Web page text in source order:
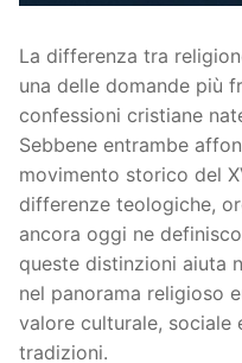
La differenza tra
una delle domande più
confessioni cristiane
Sebbene entrambe
movimento storico del
differenze teologiche,
ancora oggi ne
queste distinzioni aiuta
nel panorama religioso
valore culturale, sociale
tradizioni.